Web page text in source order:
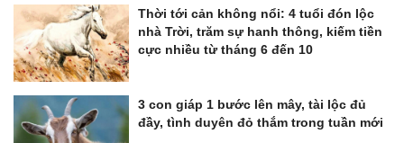
Thời tới cản không nổi: 4 tuổi đón lộc
nhà Trời, trăm sự hanh thông, kiếm tiền
cực nhiều từ tháng 6 đến 10
3 con giáp 1 bước lên mây, tài lộc đủ
đầy, tình duyên đỏ thắm trong tuần mới